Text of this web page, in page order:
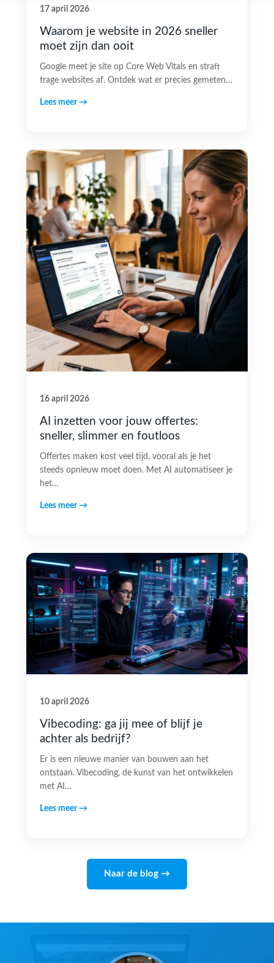
17 april 2026
Waarom je website in 2026 sneller
moet zijn dan ooit
Google meet je site op Core Web Vitals en straft
trage websites af. Ontdek wat er precies gemeten…
Lees meer →
16 april 2026
AI inzetten voor jouw offertes:
sneller, slimmer en foutloos
Offertes maken kost veel tijd, vooral als je het
steeds opnieuw moet doen. Met AI automatiseer je
het…
Lees meer →
10 april 2026
Vibecoding: ga jij mee of blijf je
achter als bedrijf?
Er is een nieuwe manier van bouwen aan het
ontstaan. Vibecoding, de kunst van het ontwikkelen
met AI…
Lees meer →
Naar de blog →